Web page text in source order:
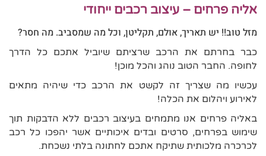
אליה פרחים – עיצוב רכבים ייחודי
מזל טוב!! יש תאריך, אולם, תקליטן, וכל מה שמסביב. מה חסר?
כבר בחרתם את הרכב שרציתם שיוביל אתכם כל הדרך
לחופה. החבר הטוב נוהג והכל מוכן!
עכשיו מה שצריך זה לקשט את הרכב כדי שיהיה מתאים
לאירוע ויהלום את הכלה!
באליה פרחים אנו מתמחים בעיצוב רכבים ללא הדבקות תוך
שימוש בפרחים, סרטים ובדים איכותיים אשר יהפכו כל רכב
לכרכרה מלכותית שתיקח אתכם לחתונה בלתי נשכחת.